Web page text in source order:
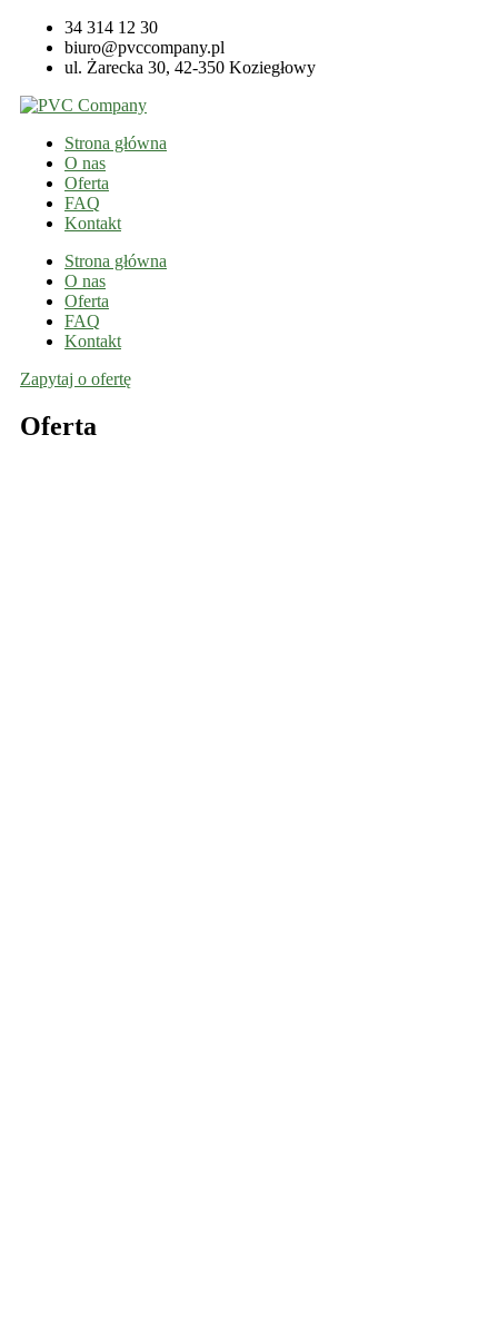
34 314 12 30
biuro@pvccompany.pl
ul. Żarecka 30, 42-350 Koziegłowy
Strona główna
O nas
Oferta
FAQ
Kontakt
Strona główna
O nas
Oferta
FAQ
Kontakt
Zapytaj o ofertę
Oferta